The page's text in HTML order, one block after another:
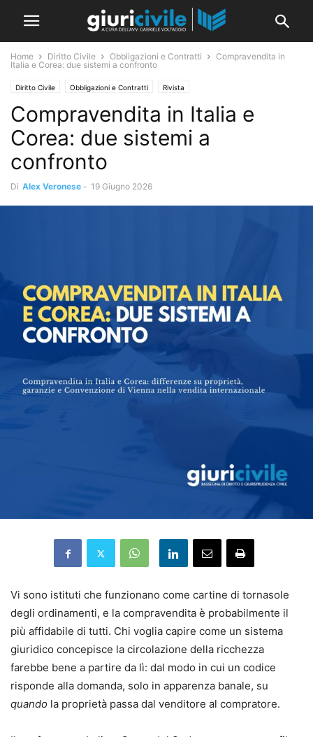
Home Diritto Civile Obbligazioni e Contratti
Compravendita in
Italia e Corea: due sistemi a confronto
Diritto Civile Obbligazioni e Contratti Rivista
Compravendita in Italia e
Corea: due sistemi a
confronto
Di Alex Veronese - 19 Giugno 2026
Vi sono istituti che funzionano come cartine di tornasole
degli ordinamenti, e la compravendita è probabilmente il
più affidabile di tutti. Chi voglia capire come un sistema
giuridico concepisce la circolazione della ricchezza
farebbe bene a partire da lì: dal modo in cui un codice
risponde alla domanda, solo in apparenza banale, su
quando la proprietà passa dal venditore al compratore.